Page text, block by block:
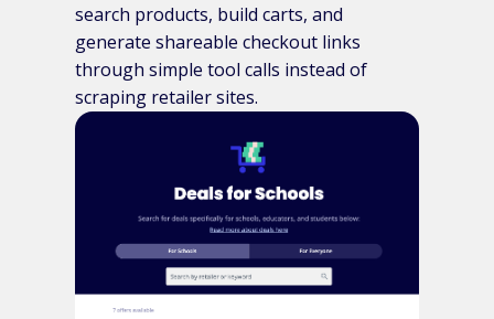
YOOX
Advance Auto
Houzz
DigiKey
Kohl's
Kroger
search products, build carts, and
generate shareable checkout links
through simple tool calls instead of
scraping retailer sites.